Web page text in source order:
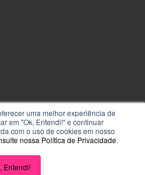
uma melhor experiência de
em "Ok, Entendi!" e continuar
com o uso de cookies em nosso
nossa Política de Privacidade.
Entendi!